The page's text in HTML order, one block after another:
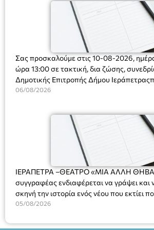
Σας προσκαλούμε στις 10-08-2026,
ώρα 13:00 σε τακτική, δια ζώσης,
Δημοτικής Επιτροπής Δήμου
στο Δημοτικό Κατάστημα, Δημοκρατίας
και λήψη αποφάσεων στα παρακάτω
06/08/2026
ΙΕΡΑΠΕΤΡΑ –ΘΕΑΤΡΟ «ΜΙΑ ΑΛΛΗ ΘΗΒΑ»
συγγραφέας ενδιαφέρεται να γράψει και
σκηνή την ιστορία ενός νέου που εκτίει
κάθειρξης για πατροκτονία. Ένα
ασθένεια, τον ερωτισμό. Ένα έργο
05/08/2026